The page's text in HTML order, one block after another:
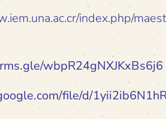
index.php/
wbpR24gNXJKxBs6j6
file/d/